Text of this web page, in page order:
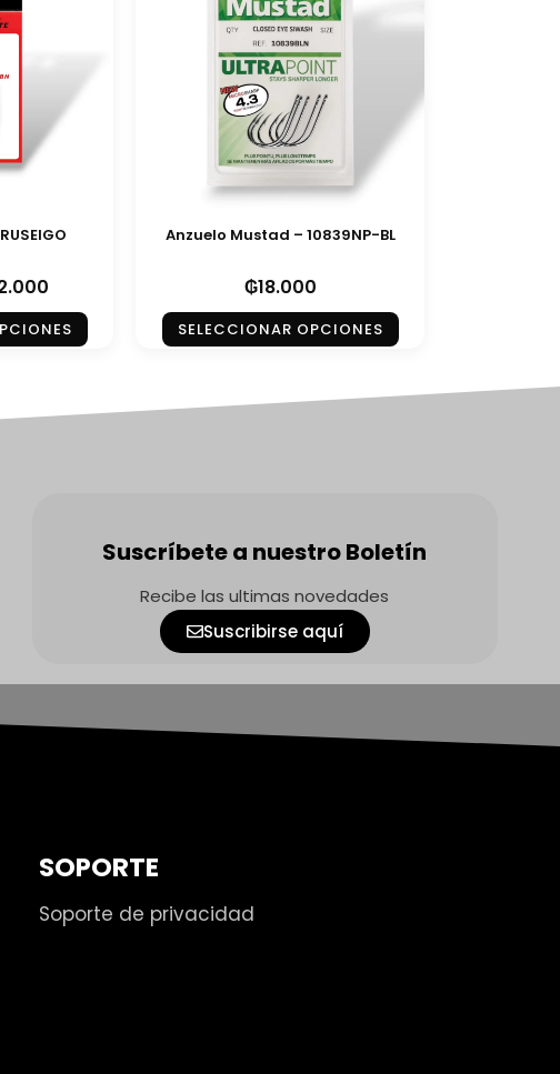
Anzuelo Mustad – 10839NP-BL
₲18.000
SELECCIONAR OPCIONES
Suscríbete a nuestro Boletín
Recibe las ultimas novedades
Suscribirse aquí
SOPORTE
Soporte de privacidad